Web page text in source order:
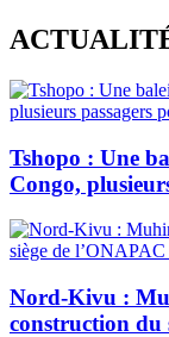
Skip
to
content
Tshopo : Une
Congo,
Nord-Kivu :
construction du